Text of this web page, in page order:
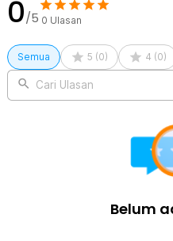
Rincian yang Anda dapatkan
A314
1 x Silicone Pad
1 x Gelas
1 x Panduan Penggunaan
0/5 0 Ulasan
Semua 5 (0) 4 (0)
Cari Ulasan
Belum